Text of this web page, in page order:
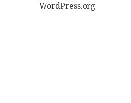
WordPress.org